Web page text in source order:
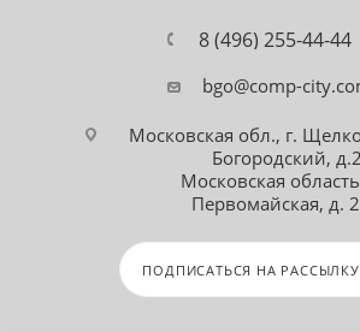
8 (496) 255-44-44
bgo@comp-
Московская обл., г.
Богородский, д.2
Московская
Первомайская, д.
ПОДПИСАТЬСЯ НА РАССЫЛКУ